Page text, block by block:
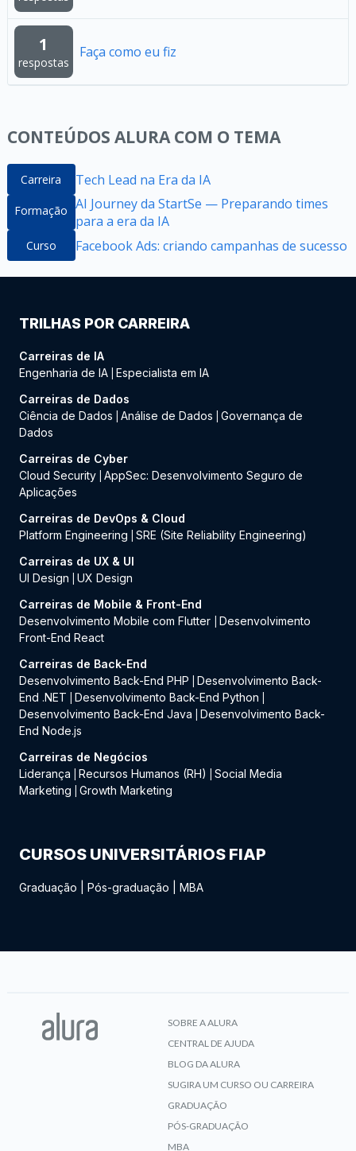
1
respostas
Faça como eu fiz
CONTEÚDOS ALURA COM O TEMA
Carreira Tech Lead na Era da IA
Formação AI Journey da StartSe — Preparando times
para a era da IA
Curso Facebook Ads: criando campanhas de sucesso
TRILHAS POR CARREIRA
Carreiras de IA
Engenharia de IA Especialista em IA
Carreiras de Dados
Ciência de Dados
Análise de Dados
Governança de
Dados
Carreiras de Cyber
Cloud Security AppSec: Desenvolvimento Seguro de
Aplicações
Carreiras de DevOps & Cloud
Platform Engineering
SRE (Site Reliability Engineering)
Carreiras de UX & UI
UI Design
UX Design
Carreiras de Mobile & Front-End
Desenvolvimento Mobile com Flutter
Desenvolvimento
Front-End React
Carreiras de Back-End
Desenvolvimento Back-End PHP
Desenvolvimento Back-
End .NET
Desenvolvimento Back-End Python
Desenvolvimento Back-End Java
Desenvolvimento Back-
End Node.js
Carreiras de Negócios
Liderança
Recursos Humanos (RH)
Social Media
Marketing
Growth Marketing
CURSOS UNIVERSITÁRIOS FIAP
Graduação Pós-graduação MBA
SOBRE A ALURA
CENTRAL DE AJUDA
BLOG DA ALURA
SUGIRA UM CURSO OU CARREIRA
GRADUAÇÃO
PÓS-GRADUAÇÃO
MBA